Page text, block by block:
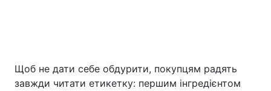
Щоб не дати себе обдурити, покупцям радять
завжди читати етикетку: першим інгредієнтом